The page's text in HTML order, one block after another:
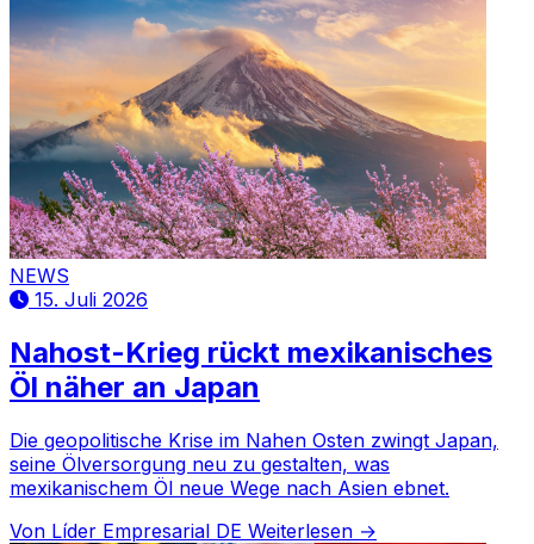
NEWS
15. Juli 2026
Nahost-Krieg rückt mexikanisches
Öl näher an Japan
Die geopolitische Krise im Nahen Osten zwingt Japan,
seine Ölversorgung neu zu gestalten, was
mexikanischem Öl neue Wege nach Asien ebnet.
Von Líder Empresarial DE Weiterlesen →